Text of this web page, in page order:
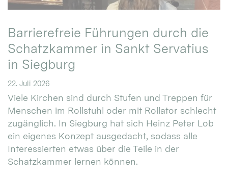
Barrierefreie Führungen durch die
Schatzkammer in Sankt Servatius
in Siegburg
22. Juli 2026
Viele Kirchen sind durch Stufen und Treppen für
Menschen im Rollstuhl oder mit Rollator schlecht
zugänglich. In Siegburg hat sich Heinz Peter Lob
ein eigenes Konzept ausgedacht, sodass alle
Interessierten etwas über die Teile in der
Schatzkammer lernen können.